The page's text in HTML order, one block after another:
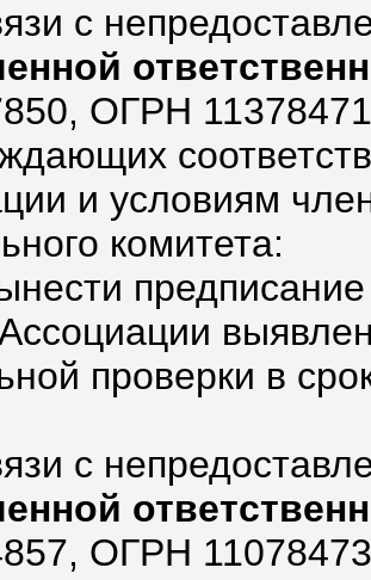
с
ОГРН
и условиям
комитета:
предписание
проверки в
с
ОГРН